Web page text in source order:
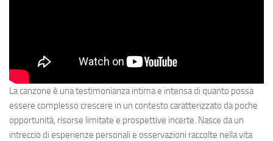
La canzone è una testimonianza intima e intensa di quanto possa
essere complesso crescere in un contesto caratterizzato da poche
opportunità, risorse limitate e prospettive incerte. Nasce da un
intreccio di esperienze personali e osservazioni raccolte nella vita